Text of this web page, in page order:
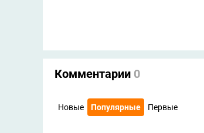
Комментарии 0
Новые Популярные Первые